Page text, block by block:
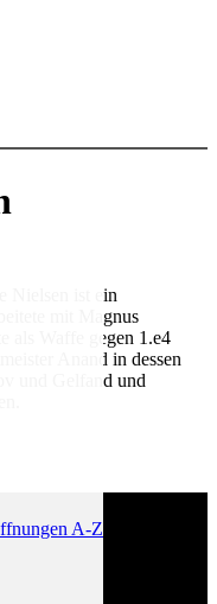
A-Z
Nielsen ist ein
mit Magnus
als Waffe gegen 1.e4
Anand in dessen
und Gelfand und